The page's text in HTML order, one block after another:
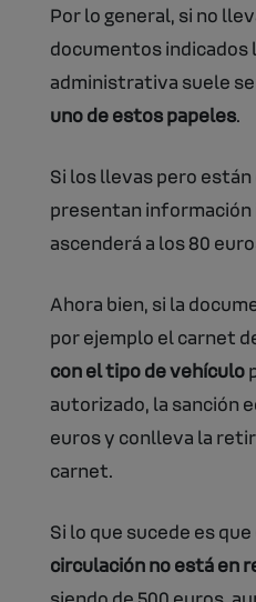
Por lo general, si no
documentos indicados
administrativa suele
uno de estos papeles.
Si los llevas pero están
presentan
ascenderá a los 80
Ahora bien, si la
por ejemplo el carnet
con el tipo de vehículo
autorizado, la sanción
euros y conlleva la
carnet.
Si lo que sucede es que
circulación no está en